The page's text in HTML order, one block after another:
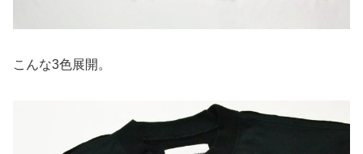
こんな3色展開。